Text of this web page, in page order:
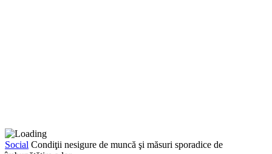
Social Condiţii nesigure de muncă şi măsuri sporadice de